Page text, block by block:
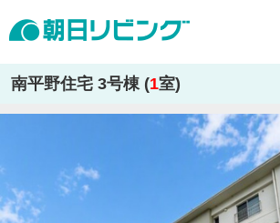
南平野住宅 3号棟 (1室)